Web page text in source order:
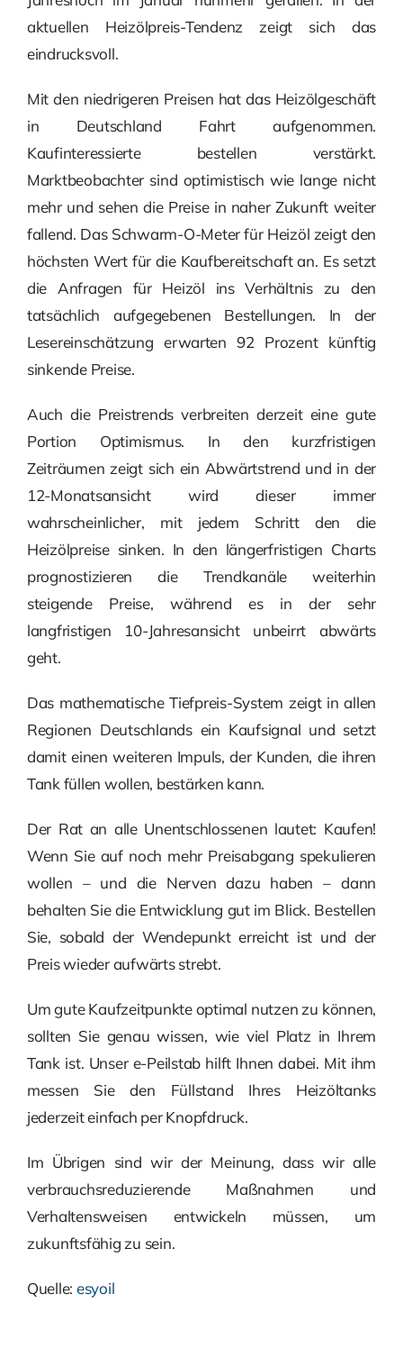
aktuellen Heizölpreis-Tendenz zeigt sich das
eindrucksvoll.
Mit den niedrigeren Preisen hat das Heizölgeschäft
in Deutschland Fahrt aufgenommen.
Kaufinteressierte bestellen verstärkt.
Marktbeobachter sind optimistisch wie lange nicht
mehr und sehen die Preise in naher Zukunft weiter
fallend. Das Schwarm-O-Meter für Heizöl zeigt den
höchsten Wert für die Kaufbereitschaft an. Es setzt
die Anfragen für Heizöl ins Verhältnis zu den
tatsächlich aufgegebenen Bestellungen. In der
Lesereinschätzung erwarten 92 Prozent künftig
sinkende Preise.
Auch die Preistrends verbreiten derzeit eine gute
Portion Optimismus. In den kurzfristigen
Zeiträumen zeigt sich ein Abwärtstrend und in der
12-Monatsansicht wird dieser immer
wahrscheinlicher, mit jedem Schritt den die
Heizölpreise sinken. In den längerfristigen Charts
prognostizieren die Trendkanäle weiterhin
steigende Preise, während es in der sehr
langfristigen 10-Jahresansicht unbeirrt abwärts
geht.
Das mathematische Tiefpreis-System zeigt in allen
Regionen Deutschlands ein Kaufsignal und setzt
damit einen weiteren Impuls, der Kunden, die ihren
Tank füllen wollen, bestärken kann.
Der Rat an alle Unentschlossenen lautet: Kaufen!
Wenn Sie auf noch mehr Preisabgang spekulieren
wollen – und die Nerven dazu haben – dann
behalten Sie die Entwicklung gut im Blick. Bestellen
Sie, sobald der Wendepunkt erreicht ist und der
Preis wieder aufwärts strebt.
Um gute Kaufzeitpunkte optimal nutzen zu können,
sollten Sie genau wissen, wie viel Platz in Ihrem
Tank ist. Unser e-Peilstab hilft Ihnen dabei. Mit ihm
messen Sie den Füllstand Ihres Heizöltanks
jederzeit einfach per Knopfdruck.
Im Übrigen sind wir der Meinung, dass wir alle
verbrauchsreduzierende Maßnahmen und
Verhaltensweisen entwickeln müssen, um
zukunftsfähig zu sein.
Quelle: esyoil